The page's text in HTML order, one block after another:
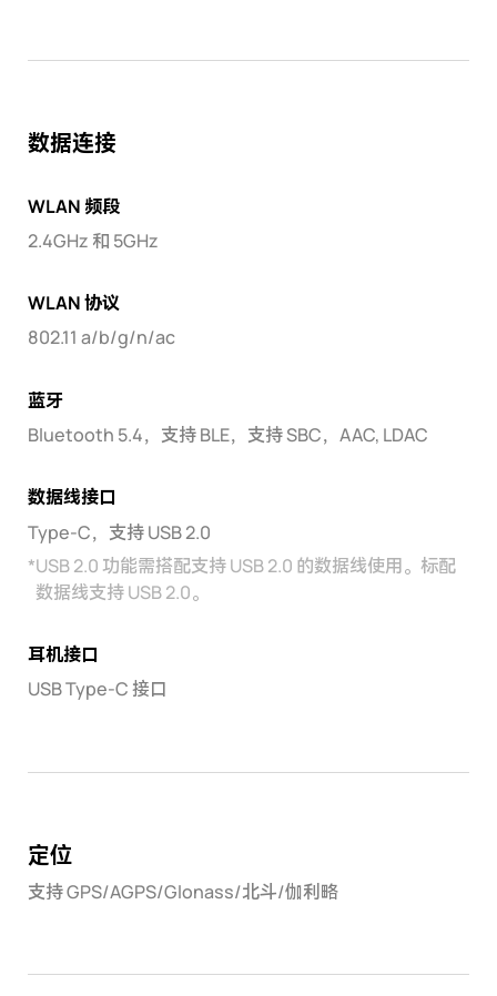
数据连接
WLAN 频段
2.4GHz 和 5GHz
WLAN 协议
802.11 a/b/g/n/ac
蓝牙
Bluetooth 5.4，支持 BLE，支持 SBC，AAC, LDAC
数据线接口
Type-C，支持 USB 2.0
*USB 2.0 功能需搭配支持 USB 2.0 的数据线使用。标配
数据线支持 USB 2.0。
耳机接口
USB Type-C 接口
定位
支持 GPS/AGPS/Glonass/北斗/伽利略